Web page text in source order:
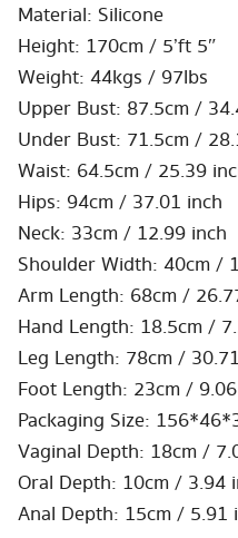
Material: Silicone
Height: 170cm / 5’ft 5″
Weight: 44kgs / 97lbs
Upper Bust: 87.5cm /
Under Bust: 71.5cm /
Waist: 64.5cm / 25.39
Hips: 94cm / 37.01 inch
Neck: 33cm / 12.99 inch
Shoulder Width: 40cm /
Arm Length: 68cm /
Hand Length: 18.5cm /
Leg Length: 78cm /
Foot Length: 23cm /
Packaging Size:
Vaginal Depth: 18cm /
Oral Depth: 10cm / 3.94
Anal Depth: 15cm / 5.91